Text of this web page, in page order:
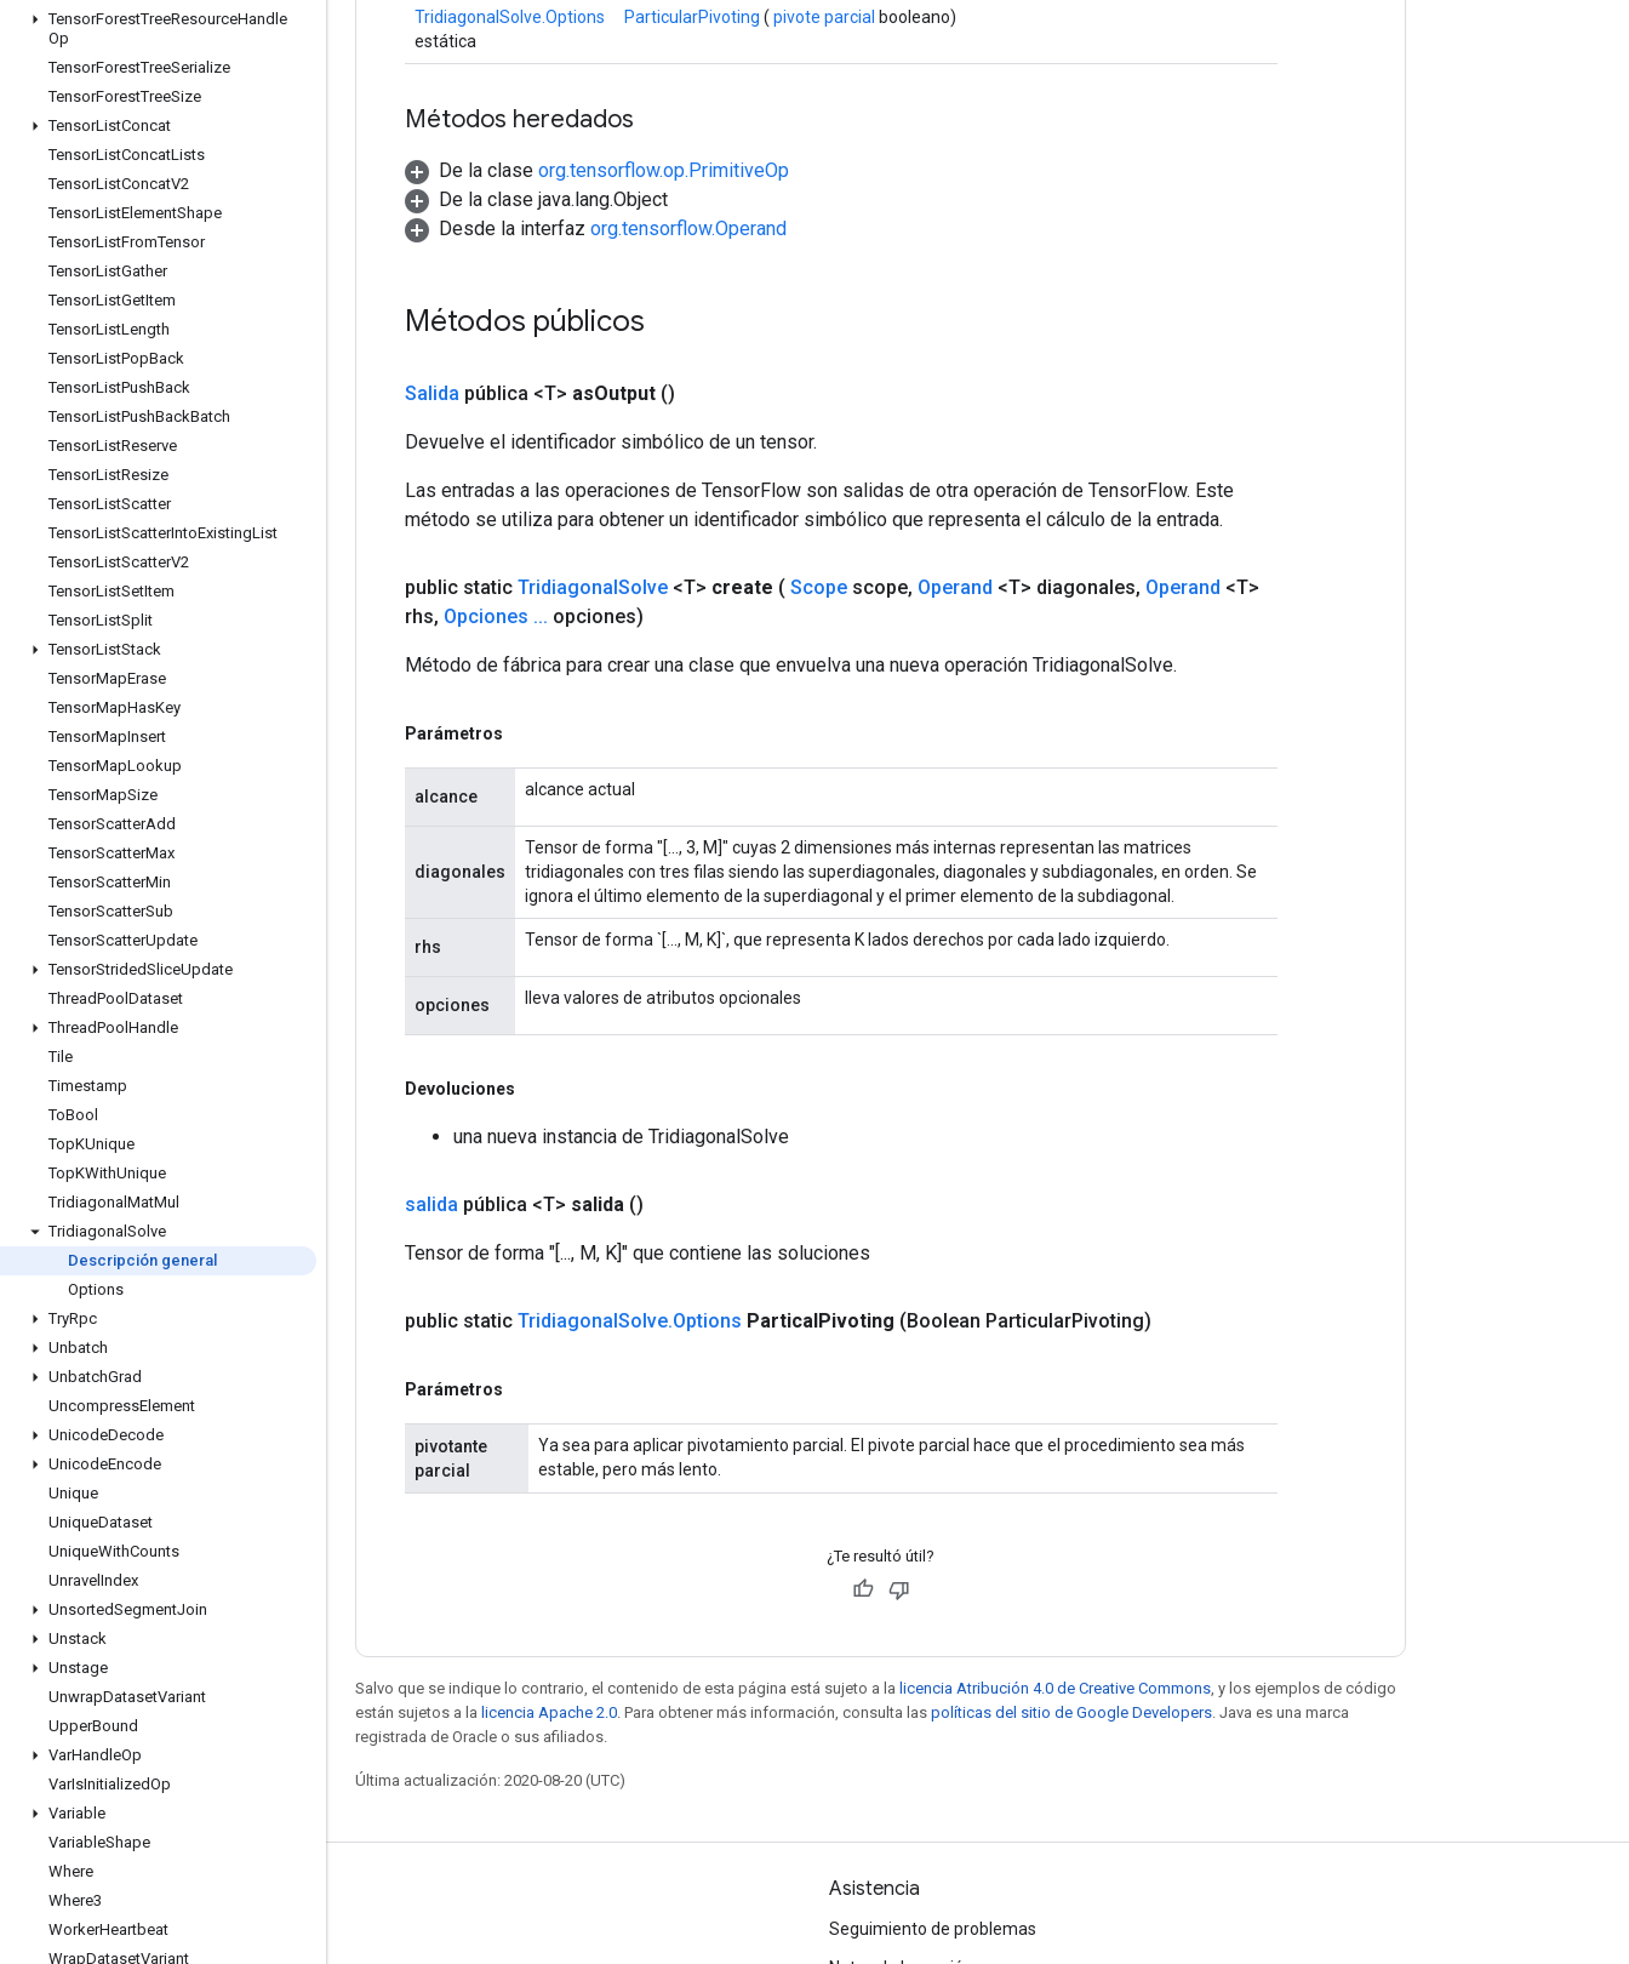
TensorForestTreeResourceHandle
Op
TensorForestTreeSerialize
TensorForestTreeSize
TensorListConcat
TensorListConcatLists
TensorListConcatV2
TensorListElementShape
TensorListFromTensor
TensorListGather
TensorListGetItem
TensorListLength
TensorListPopBack
TensorListPushBack
TensorListPushBackBatch
TensorListReserve
TensorListResize
TensorListScatter
TensorListScatterIntoExistingList
TensorListScatterV2
TensorListSetItem
TensorListSplit
TensorListStack
TensorMapErase
TensorMapHasKey
TensorMapInsert
TensorMapLookup
TensorMapSize
TensorScatterAdd
TensorScatterMax
TensorScatterMin
TensorScatterSub
TensorScatterUpdate
TensorStridedSliceUpdate
ThreadPool Dataset
ThreadPool Handle
Tile
Timestamp
ToBool
TopKUnique
TopKWithUnique
Tridiagonal MatMul
Tridiagonal Solve
Descripción general
Options
TryRpc
Unbatch
UnbatchGrad
UncompressElement
UnicodeDecode
UnicodeEncode
Unique
UniqueDataset
UniqueWithCounts
Unravel Index
UnsortedSegmentJoin
Unstack
Unstage
UnwrapDatasetVariant
UpperBound
VarHandleOp
VarIsInitializedOp
Variable
VariableShape
Where
Where3
WorkerHeartbeat
WrapDatasetVariant
TridiagonalSolve.Options
estática
ParticularPivoting ( pivote parcial booleano)
Métodos heredados
De la clase org.tensorflow.op.PrimitiveOp
De la clase java.lang.Object
Desde la interfaz org.tensorflow.Operand
Métodos públicos
Salida pública <T> asOutput ()
Devuelve el identificador simbólico de un tensor.
Las entradas a las operaciones de TensorFlow son salidas de otra operación de TensorFlow. Este
método se utiliza para obtener un identificador simbólico que representa el cálculo de la entrada.
public static TridiagonalSolve <T> create ( Scope scope, Operand <T> diagonales, Operand <T>
rhs, Opciones ... opciones)
Método de fábrica para crear una clase que envuelva una nueva operación TridiagonalSolve.
Parámetros
alcance alcance actual
diagonales
Tensor de forma "[..., 3, M]" cuyas 2 dimensiones más internas representan las matrices
tridiagonales con tres filas siendo las superdiagonales, diagonales y subdiagonales, en orden. Se
ignora el último elemento de la superdiagonal y el primer elemento de la subdiagonal.
rhs Tensor de forma `[..., M, K]`, que representa K lados derechos por cada lado izquierdo.
opciones lleva valores de atributos opcionales
Devoluciones
una nueva instancia de TridiagonalSolve
salida pública <T> salida ()
Tensor de forma "[..., M, K]" que contiene las soluciones
public static TridiagonalSolve.Options ParticalPivoting (Boolean ParticularPivoting)
Parámetros
pivotante
parcial
Ya sea para aplicar pivotamiento parcial. El pivote parcial hace que el procedimiento sea más
estable, pero más lento.
¿Te resultó útil?
Salvo que se indique lo contrario, el contenido de esta página está sujeto a la licencia Atribución 4.0 de Creative Commons , y los ejemplos de código
están sujetos a la licencia Apache 2.0 . Para obtener más información, consulta las políticas del sitio de Google Developers . Java es una marca
registrada de Oracle o sus afiliados.
Última actualización: 2020-08-20 (UTC)
Mantente conectado
Blog
Asistencia
Seguimiento de problemas